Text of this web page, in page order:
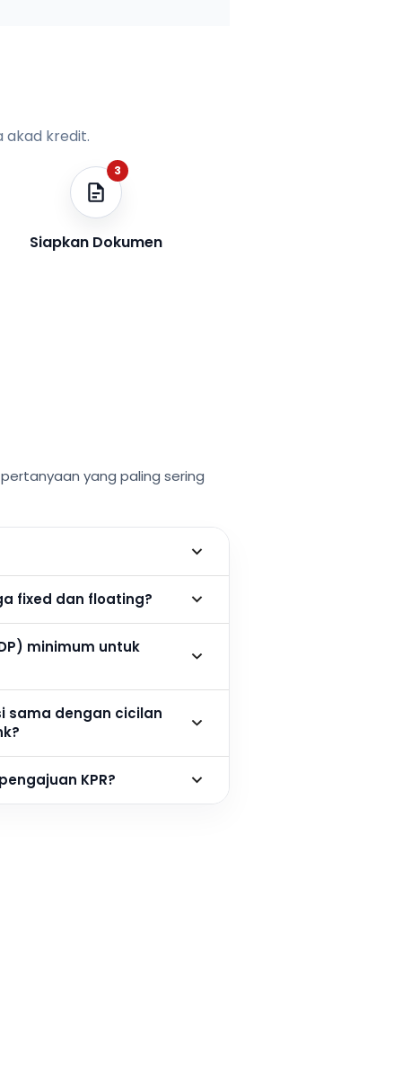
akad kredit.
3
Siapkan Dokumen
yang paling sering
fixed dan floating?
minimum untuk
sama dengan cicilan
KPR?